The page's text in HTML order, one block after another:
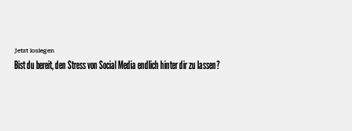
Jetzt loslegen
Bist du bereit, den Stress von Social Media endlich hinter dir zu lassen?